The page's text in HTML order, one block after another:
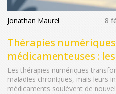
Jonathan Maurel 8
Thérapies
médicamenteuses :
préoccupations
Les thérapies numériques
maladies chroniques, mais leurs
médicaments soulèvent de